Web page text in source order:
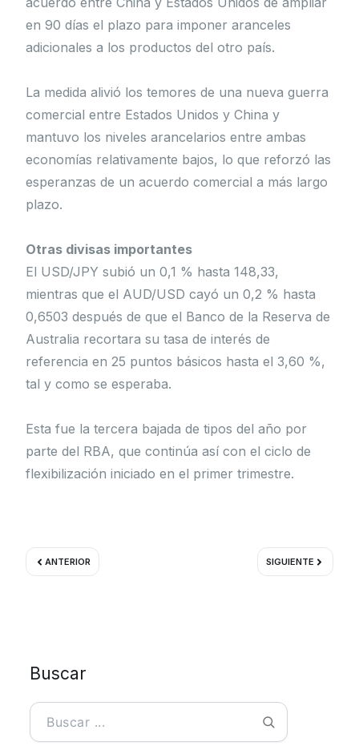
en 90 días el plazo para imponer aranceles
adicionales a los productos del otro país.
La medida alivió los temores de una nueva guerra
comercial entre Estados Unidos y China y
mantuvo los niveles arancelarios entre ambas
economías relativamente bajos, lo que reforzó las
esperanzas de un acuerdo comercial a más largo
plazo.
Otras divisas importantes
El USD/JPY subió un 0,1 % hasta 148,33,
mientras que el AUD/USD cayó un 0,2 % hasta
0,6503 después de que el Banco de la Reserva de
Australia recortara su tasa de interés de
referencia en 25 puntos básicos hasta el 3,60 %,
tal y como se esperaba.
Esta fue la tercera bajada de tipos del año por
parte del RBA, que continúa así con el ciclo de
flexibilización iniciado en el primer trimestre.
ANTERIOR SIGUIENTE
Siguiente
Buscar
Buscar